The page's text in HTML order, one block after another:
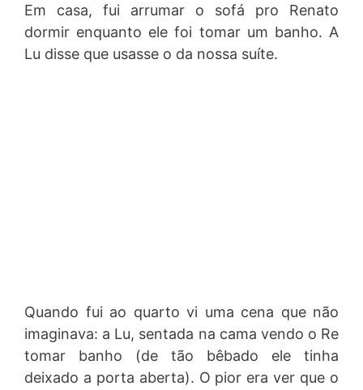
Em casa, fui arrumar o sofá pro Renato
dormir enquanto ele foi tomar um banho. A
Lu disse que usasse o da nossa suíte.
Quando fui ao quarto vi uma cena que não
imaginava: a Lu, sentada na cama vendo o Re
tomar banho (de tão bêbado ele tinha
deixado a porta aberta). O pior era ver que o